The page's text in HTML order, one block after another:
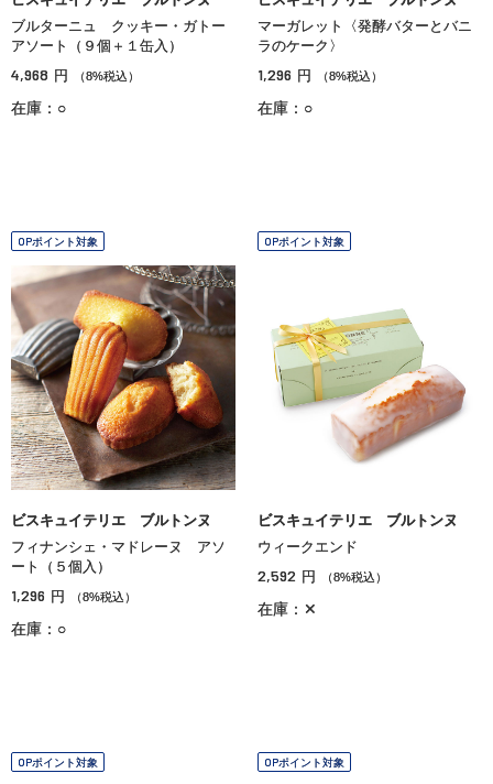
ブルターニュ クッキー・ガトー
アソート（９個＋１缶入）
4,968 円 （8%税込）
在庫：○
マーガレット〈発酵バターとバニ
ラのケーク〉
1,296 円 （8%税込）
在庫：○
OPポイント対象
ビスキュイテリエ ブルトンヌ
フィナンシェ・マドレーヌ アソ
ート（５個入）
1,296 円 （8%税込）
在庫：○
OPポイント対象
ビスキュイテリエ ブルトンヌ
ウィークエンド
2,592 円 （8%税込）
在庫：✕
OPポイント対象 OPポイント対象